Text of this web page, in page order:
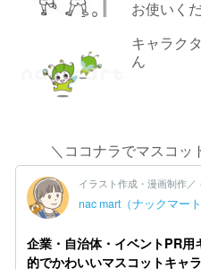
お使いく
キャラク
ん
＼ココナラでマスコッ